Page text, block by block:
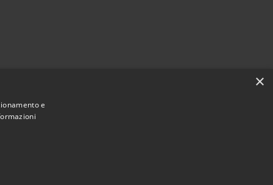
×
e